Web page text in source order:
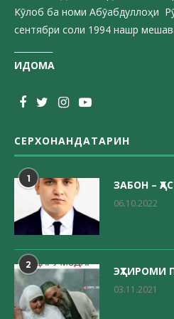
Кӯлоб ба номи Абӯабдуллоҳи
сентябри соли 1994 нашр
ИДОМА
СЕРХОНАНДАТАРИН
1 ЗАБОН –
06.10.2022
2 ЭҲТИРОМИ
03.11.2021